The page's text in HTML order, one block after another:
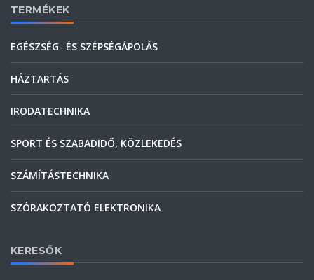
TERMÉKEK
EGÉSZSÉG- ÉS SZÉPSÉGÁPOLÁS
HÁZTARTÁS
IRODATECHNIKA
SPORT ÉS SZABADIDŐ, KÖZLEKEDÉS
SZÁMÍTÁSTECHNIKA
SZÓRAKOZTATÓ ELEKTRONIKA
KERESŐK